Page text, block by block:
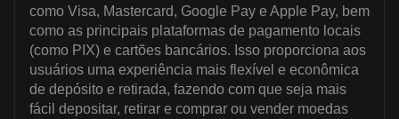
como Visa, Mastercard, Google Pay e Apple Pay, bem
como as principais plataformas de pagamento locais
(como PIX) e cartões bancários. Isso proporciona aos
usuários uma experiência mais flexível e econômica
de depósito e retirada, fazendo com que seja mais
fácil depositar, retirar e comprar ou vender moedas